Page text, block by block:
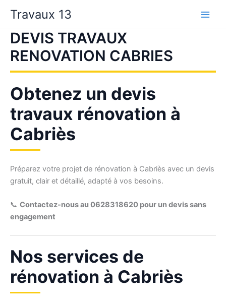
contenu
Travaux 13
DEVIS TRAVAUX
RENOVATION CABRIES
Obtenez un devis
travaux rénovation à
Cabriès
Préparez votre projet de rénovation à Cabriès avec un devis
gratuit, clair et détaillé, adapté à vos besoins.
📞 Contactez-nous au 0628318620 pour un devis sans
engagement
Nos services de
rénovation à Cabriès